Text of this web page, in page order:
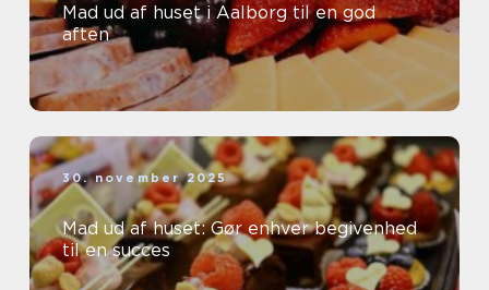
Mad ud af huset i Aalborg til en god
aften
30. november 2025
Mad ud af huset: Gør enhver begivenhed
til en succes